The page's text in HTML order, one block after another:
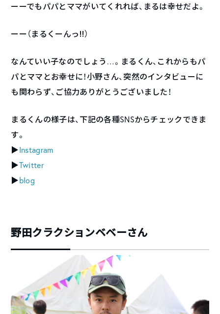
ーーでもパパとママがいてくれれば、まるは幸せだよ。
ーー（まるくーんっ‼︎）
なんていい子なのでしょう…。まるくん、これからもパ
パとママとお幸せに！小野さん、突然のインタビューに
も関わらず、ご協力ありがとうございました！
まるくんの様子は、下記の各種SNSからチェックできま
す。
▶︎Instagram
▶︎Twitter
▶︎blog
野田クラクションベベーさん